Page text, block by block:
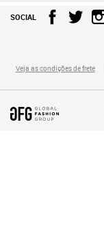
SOCIAL
Veja as condições de frete